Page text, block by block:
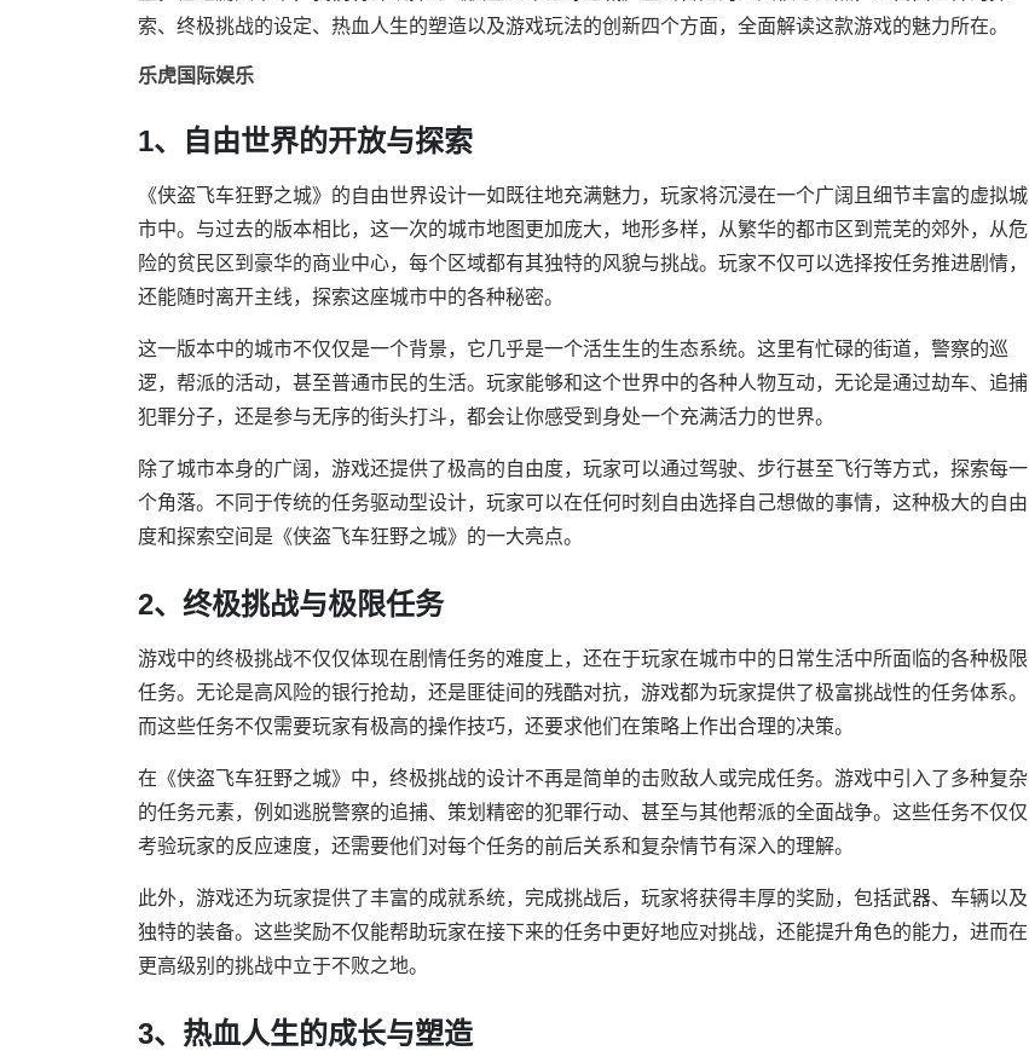
索、终极挑战的设定、热血人生的塑造以及游戏玩法的创新四个方面，全面解读这款游戏的魅力所在。
乐虎国际娱乐
1、自由世界的开放与探索
《侠盗飞车狂野之城》的自由世界设计一如既往地充满魅力，玩家将沉浸在一个广阔且细节丰富的虚拟城
市中。与过去的版本相比，这一次的城市地图更加庞大，地形多样，从繁华的都市区到荒芜的郊外，从危
险的贫民区到豪华的商业中心，每个区域都有其独特的风貌与挑战。玩家不仅可以选择按任务推进剧情，
还能随时离开主线，探索这座城市中的各种秘密。
这一版本中的城市不仅仅是一个背景，它几乎是一个活生生的生态系统。这里有忙碌的街道，警察的巡
逻，帮派的活动，甚至普通市民的生活。玩家能够和这个世界中的各种人物互动，无论是通过劫车、追捕
犯罪分子，还是参与无序的街头打斗，都会让你感受到身处一个充满活力的世界。
除了城市本身的广阔，游戏还提供了极高的自由度，玩家可以通过驾驶、步行甚至飞行等方式，探索每一
个角落。不同于传统的任务驱动型设计，玩家可以在任何时刻自由选择自己想做的事情，这种极大的自由
度和探索空间是《侠盗飞车狂野之城》的一大亮点。
2、终极挑战与极限任务
游戏中的终极挑战不仅仅体现在剧情任务的难度上，还在于玩家在城市中的日常生活中所面临的各种极限
任务。无论是高风险的银行抢劫，还是匪徒间的残酷对抗，游戏都为玩家提供了极富挑战性的任务体系。
而这些任务不仅需要玩家有极高的操作技巧，还要求他们在策略上作出合理的决策。
在《侠盗飞车狂野之城》中，终极挑战的设计不再是简单的击败敌人或完成任务。游戏中引入了多种复杂
的任务元素，例如逃脱警察的追捕、策划精密的犯罪行动、甚至与其他帮派的全面战争。这些任务不仅仅
考验玩家的反应速度，还需要他们对每个任务的前后关系和复杂情节有深入的理解。
此外，游戏还为玩家提供了丰富的成就系统，完成挑战后，玩家将获得丰厚的奖励，包括武器、车辆以及
独特的装备。这些奖励不仅能帮助玩家在接下来的任务中更好地应对挑战，还能提升角色的能力，进而在
更高级别的挑战中立于不败之地。
3、热血人生的成长与塑造